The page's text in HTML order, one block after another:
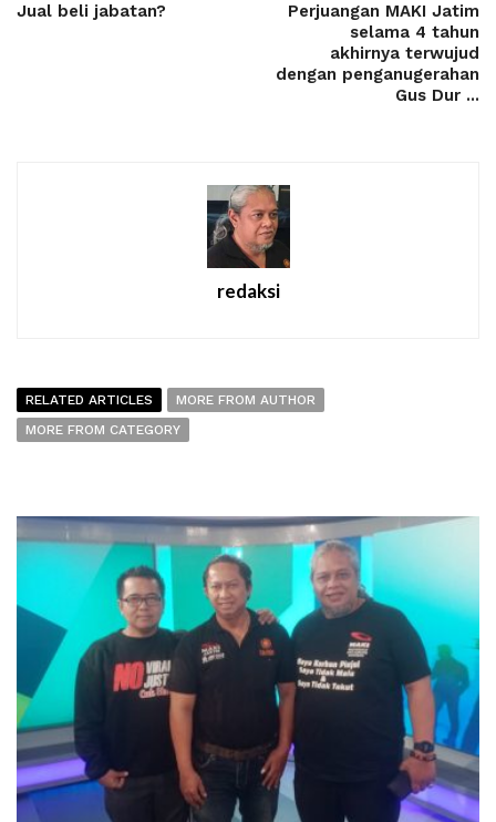
Jual beli jabatan?
Perjuangan MAKI Jatim
selama 4 tahun
akhirnya terwujud
dengan penganugerahan
Gus Dur ...
redaksi
RELATED ARTICLES
MORE FROM AUTHOR
MORE FROM CATEGORY